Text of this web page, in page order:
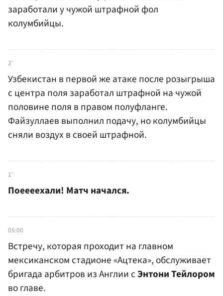
заработали у чужой штрафной фол
колумбийцы.
2'
Узбекистан в первой же атаке после розыгрыша
с центра поля заработал штрафной на чужой
половине поля в правом полуфланге.
Файзуллаев выполнил подачу, но колумбийцы
сняли воздух в своей штрафной.
1'
Поеееехали! Матч начался.
05:00
Встречу, которая проходит на главном
мексиканском стадионе «Ацтека», обслуживает
бригада арбитров из Англии сЭнтони Тейлором
во главе.